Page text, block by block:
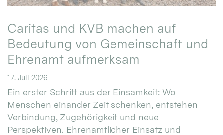
Caritas und KVB machen auf
Bedeutung von Gemeinschaft und
Ehrenamt aufmerksam
17. Juli 2026
Ein erster Schritt aus der Einsamkeit: Wo
Menschen einander Zeit schenken, entstehen
Verbindung, Zugehörigkeit und neue
Perspektiven. Ehrenamtlicher Einsatz und